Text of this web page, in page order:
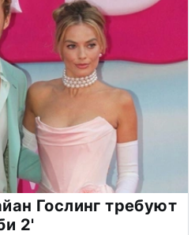
Гослинг требуют
2'